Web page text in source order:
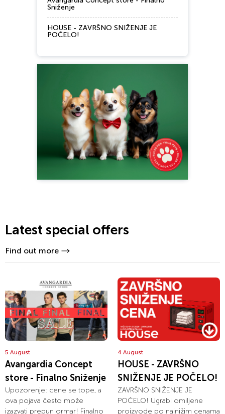
Sniženje
HOUSE - ZAVRŠNO SNIŽENJE JE
POČELO!
Latest special offers
Find out more
5 August
Avangardia Concept
store - Finalno Sniženje
Upozorenje: cene se tope, a
ova pojava često može
izazvati prepun ormar! Finalno
4 August
HOUSE - ZAVRŠNO
SNIŽENJE JE POČELO!
ZAVRŠNO SNIŽENJE JE
POČELO! Ugrabi omiljene
proizvode po najnižim cenama